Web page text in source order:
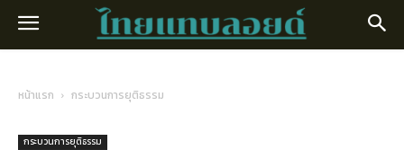
หน้าแรก กระบวนการยุติธรรม
กระบวนการยุติธรรม